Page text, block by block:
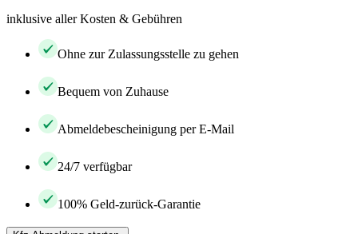
inklusive aller Kosten & Gebühren
Ohne zur Zulassungsstelle zu gehen
Bequem von Zuhause
Abmeldebescheinigung per E-Mail
24/7 verfügbar
100% Geld-zurück-Garantie